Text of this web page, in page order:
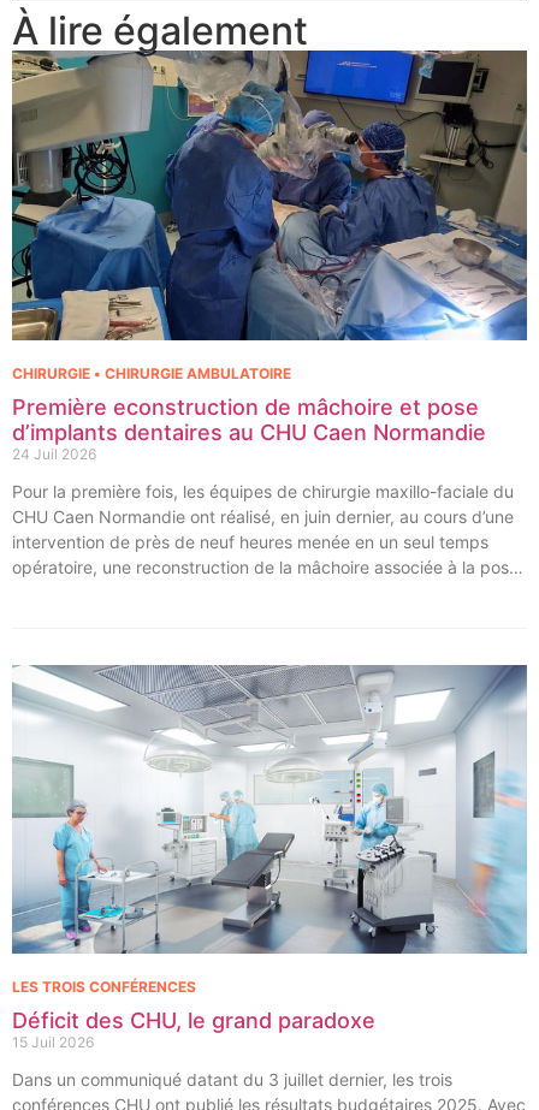
À lire également
Première econstruction de mâchoire et pose
d’implants dentaires au CHU Caen Normandie
24 Juil 2026
CHIRURGIE • CHIRURGIE AMBULATOIRE
Pour la première fois, les équipes de chirurgie maxillo-faciale du
CHU Caen Normandie ont réalisé, en juin dernier, au cours d’une
intervention de près de neuf heures menée en un seul temps
opératoire, une reconstruction de la mâchoire associée à la pose
Déficit des CHU, le grand paradoxe
15 Juil 2026
LES TROIS CONFÉRENCES
Dans un communiqué datant du 3 juillet dernier, les trois
conférences CHU ont publié les résultats budgétaires 2025. Avec